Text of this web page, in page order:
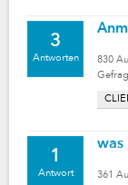
3
Antworten 830
1
Antwort
was
361